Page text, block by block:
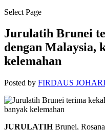
Select Page
Jurulatih Brunei
dengan Malaysia,
kelemahan
Posted by FIRDAUS JOHARI
JURULATIHBrunei,